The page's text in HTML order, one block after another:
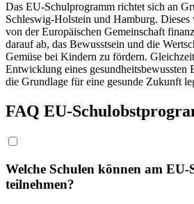
Das EU-Schulprogramm richtet sich an
Schleswig-Holstein und Hamburg.
von der Europäischen Gemeinschaft
darauf ab, das Bewusstsein und die
Gemüse bei Kindern zu fördern.
Entwicklung eines gesundheitsbewussten
die Grundlage für eine gesunde Zukunft
FAQ EU-
Welche Schulen können am
teilnehmen?